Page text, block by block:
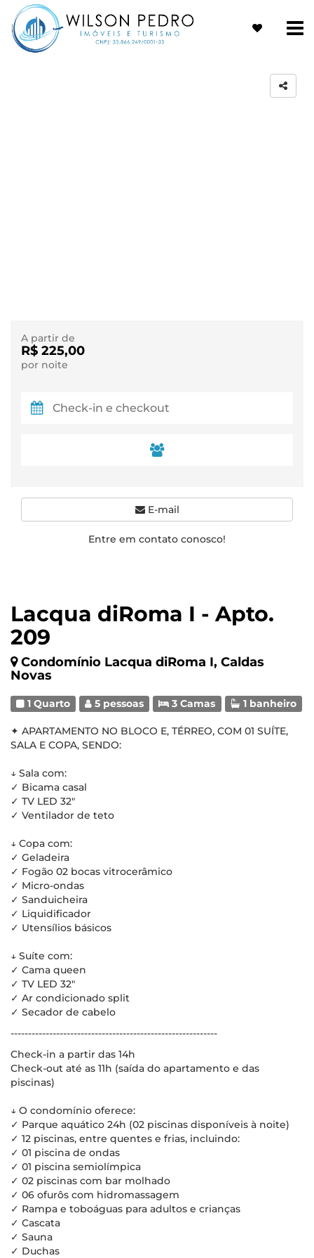
Lacqua diRoma I - Apto.
209
Condomínio Lacqua diRoma I, Caldas
Novas
1 Quarto 5 pessoas 3 Camas 1 banheiro
✦ APARTAMENTO NO BLOCO E, TÉRREO, COM 01 SUÍTE,
SALA E COPA, SENDO:
↓ Sala com:
✓ Bicama casal
✓ TV LED 32"
✓ Ventilador de teto
↓ Copa com:
✓ Geladeira
✓ Fogão 02 bocas vitrocerâmico
✓ Micro-ondas
✓ Sanduicheira
✓ Liquidificador
✓ Utensílios básicos
↓ Suíte com:
✓ Cama queen
✓ TV LED 32"
✓ Ar condicionado split
✓ Secador de cabelo
-----------------------------------------------------------
Check-in a partir das 14h
Check-out até as 11h (saída do apartamento e das
piscinas)
↓ O condomínio oferece:
✓ Parque aquático 24h (02 piscinas disponíveis à noite)
✓ 12 piscinas, entre quentes e frias, incluindo:
✓ 01 piscina de ondas
✓ 01 piscina semiolímpica
✓ 02 piscinas com bar molhado
✓ 06 ofurôs com hidromassagem
✓ Rampa e toboáguas para adultos e crianças
✓ Cascata
✓ Sauna
✓ Duchas
A partir de
R$ 225,00
por noite
E-mail
Entre em contato conosco!